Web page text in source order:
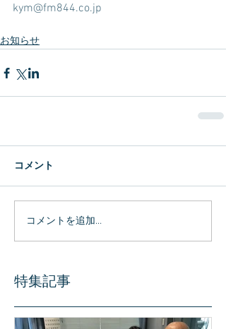
kym@fm844.co.jp
お知らせ
コメント
コメントを追加…
特集記事